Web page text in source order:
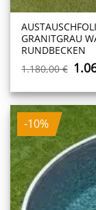
GRANITGRAU
RUNDBECKEN
1.180,00€
-10%